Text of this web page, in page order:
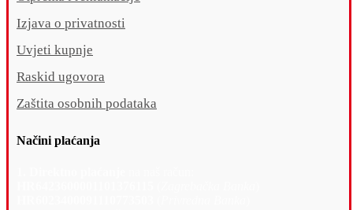
Izjava o privatnosti
Uvjeti kupnje
Raskid ugovora
Zaštita osobnih podataka
Načini plaćanja